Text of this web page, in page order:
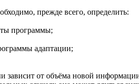
прежде всего, определить:
программы;
адаптации;
зависит от объёма новой